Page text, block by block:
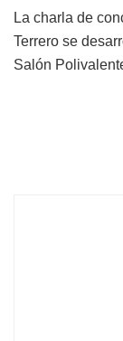
La charla de
Terrero se
Salón